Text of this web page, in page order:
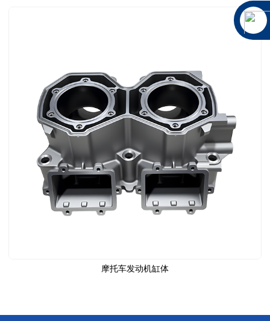
摩托车发动机缸体